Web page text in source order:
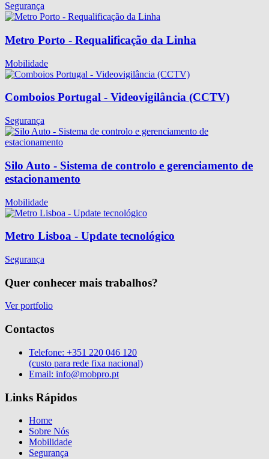
Segurança
Metro Porto - Requalificação da Linha
Mobilidade
Comboios Portugal - Videovigilância (CCTV)
Segurança
Silo Auto - Sistema de controlo e gerenciamento de
estacionamento
Mobilidade
Metro Lisboa - Update tecnológico
Segurança
Quer conhecer mais trabalhos?
Ver portfolio
Contactos
Telefone: +351 220 046 120
(custo para rede fixa nacional)
Email: info@mobpro.pt
Links Rápidos
Home
Sobre Nós
Mobilidade
Segurança